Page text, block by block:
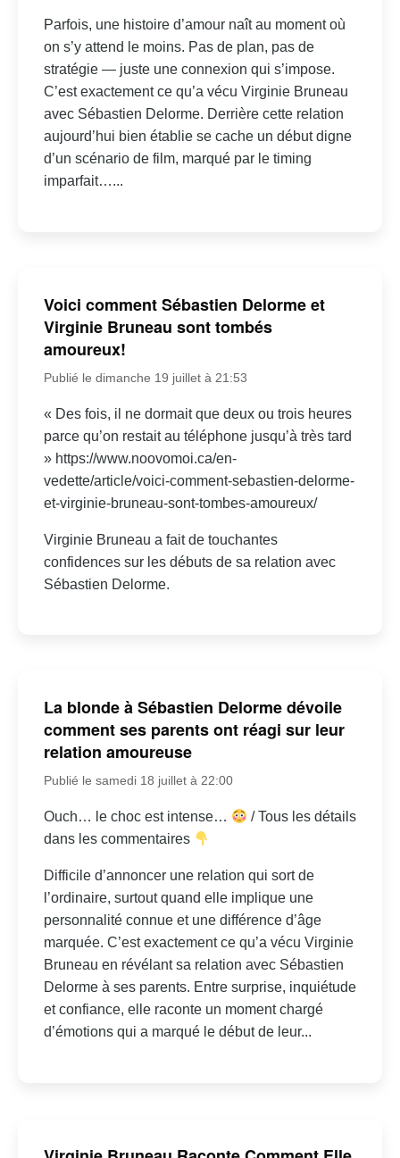
Parfois, une histoire d’amour naît au moment où
on s’y attend le moins. Pas de plan, pas de
stratégie — juste une connexion qui s’impose.
C’est exactement ce qu’a vécu Virginie Bruneau
avec Sébastien Delorme. Derrière cette relation
aujourd’hui bien établie se cache un début digne
d’un scénario de film, marqué par le timing
imparfait…...
Voici comment Sébastien Delorme et
Virginie Bruneau sont tombés
amoureux!
Publié le dimanche 19 juillet à 21:53
« Des fois, il ne dormait que deux ou trois heures
parce qu’on restait au téléphone jusqu’à très tard
» https://www.noovomoi.ca/en-
vedette/article/voici-comment-sebastien-delorme-
et-virginie-bruneau-sont-tombes-amoureux/
Virginie Bruneau a fait de touchantes
confidences sur les débuts de sa relation avec
Sébastien Delorme.
La blonde à Sébastien Delorme dévoile
comment ses parents ont réagi sur leur
relation amoureuse
Publié le samedi 18 juillet à 22:00
Ouch… le choc est intense…
/ Tous les détails
dans les commentaires
Difficile d’annoncer une relation qui sort de
l’ordinaire, surtout quand elle implique une
personnalité connue et une différence d’âge
marquée. C’est exactement ce qu’a vécu Virginie
Bruneau en révélant sa relation avec Sébastien
Delorme à ses parents. Entre surprise, inquiétude
et confiance, elle raconte un moment chargé
d’émotions qui a marqué le début de leur...